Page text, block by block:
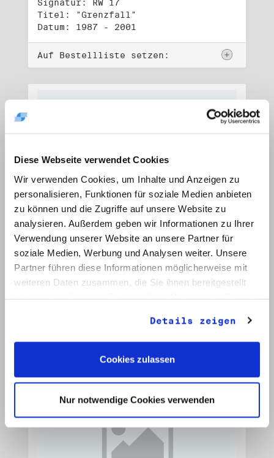
Diese Webseite verwendet Cookies
Wir verwenden Cookies, um Inhalte und Anzeigen zu
personalisieren, Funktionen für soziale Medien anbieten
zu können und die Zugriffe auf unsere Website zu
analysieren. Außerdem geben wir Informationen zu Ihrer
Verwendung unserer Website an unsere Partner für
soziale Medien, Werbung und Analysen weiter. Unsere
Partner führen diese Informationen möglicherweise mit
weiteren Daten zusammen, die Sie ihnen bereitgestellt
Details zeigen
Cookies zulassen
Nur notwendige Cookies verwenden
Signatur: RW 17
Titel: "Grenzfall"
Datum: 1987 - 2001
Auf Bestellliste setzen:
Signatur: RW 18
Titel: "Ostkreuz"
Datum: 1989